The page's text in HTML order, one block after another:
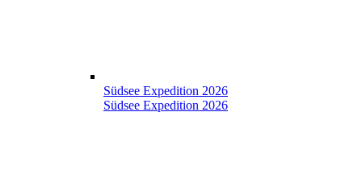
Südsee Expedition 2026
Südsee Expedition 2026